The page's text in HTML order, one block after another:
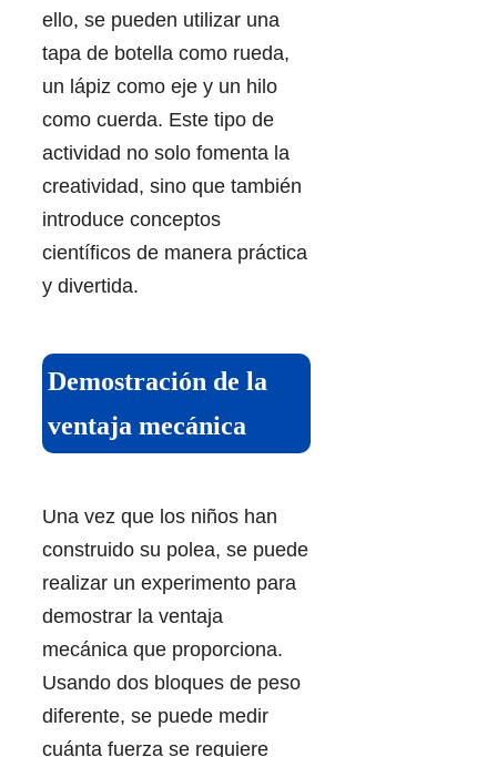
ello, se pueden utilizar una
tapa de botella como rueda,
un lápiz como eje y un hilo
como cuerda. Este tipo de
actividad no solo fomenta la
creatividad, sino que también
introduce conceptos
científicos de manera práctica
y divertida.
Demostración de la
ventaja mecánica
Una vez que los niños han
construido su polea, se puede
realizar un experimento para
demostrar la ventaja
mecánica que proporciona.
Usando dos bloques de peso
diferente, se puede medir
cuánta fuerza se requiere